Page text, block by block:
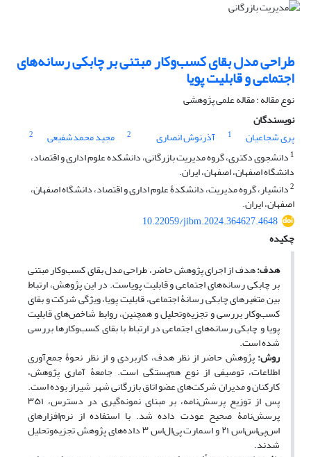
طراحی مدل بقای کسب‌وکار مبتنی بر چابکی رسانه‏‌های
اجتماعی و قابلیت پویا
نوع مقاله : مقاله علمی پژوهشی
نویسندگان
پری شجاعیان
1 آذرنوش انصاری 2 مجید محمدشفیعی
2
1 دانشجوی دکتری، گروه مدیریت بازرگانی، دانشکده علوم اداری و اقتصاد،
دانشگاه اصفهان، اصفهان، ایران.
2دانشیار، گروه مدیریت، دانشکدۀ علوم اداری و اقتصاد، دانشگاه اصفهان،
اصفهان، ایران.
10.22059/jibm.2024.364627.4648
چکیده
هدف:هدف از اجرای پژوهش حاضر، طراحی مدل بقای کسب‌وکار مبتنی
بر چابکی رسانه‌های اجتماعی و قابلیت پویاست. در این پژوهش، ارتباط
بین متغیرهای چابکی رسانۀ اجتماعی، قابلیت پویا، ویژگی شرکت و بقای
کسب‌وکار بررسی و تجزیه‌وتحلیل و همچنین، روابط شاخص‌های قابلیت
پویا و چابکی رسانه‌های اجتماعی در ارتباط با بقای کسب‌وکارها بررسی
شده است.
روش:پژوهش حاضر از نظر هدف، کاربردی و از نظر نحوۀ جمع‌آوری
اطلاعات، توصیفی از نوع هم‌بستگی است. جامعۀ آماری پژوهش،
کارکنان و مدیران شرکت‌های عضو اتاق بازرگانی شهر شیراز بوده است.
پس از توزیع پرسش‌نامه، بر مبنای نمونه‌گیری در دسترس، ۳۵۱
پرسش‌نامۀ صحیح عودت داده شد. با استفاده از نرم‌افزارهای
اس‌پی‌اس‌اس ۲۱ و اسمارت پی‌ال‌اس ۳ داده‌های پژوهش تجزیه‌وتحلیل
شدند.